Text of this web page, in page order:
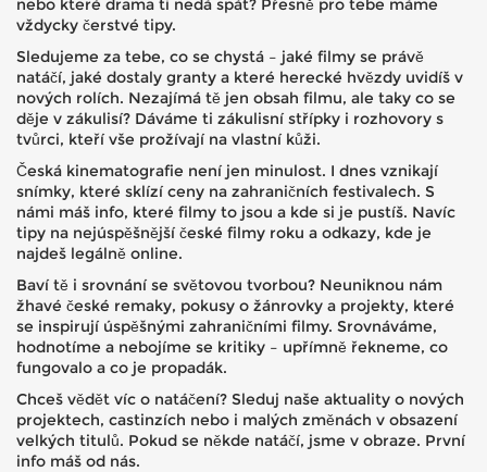
nebo které drama ti nedá spát? Přesně pro tebe máme
vždycky čerstvé tipy.
Sledujeme za tebe, co se chystá – jaké filmy se právě
natáčí, jaké dostaly granty a které herecké hvězdy uvidíš v
nových rolích. Nezajímá tě jen obsah filmu, ale taky co se
děje v zákulisí? Dáváme ti zákulisní střípky i rozhovory s
tvůrci, kteří vše prožívají na vlastní kůži.
Česká kinematografie není jen minulost. I dnes vznikají
snímky, které sklízí ceny na zahraničních festivalech. S
námi máš info, které filmy to jsou a kde si je pustíš. Navíc
tipy na nejúspěšnější české filmy roku a odkazy, kde je
najdeš legálně online.
Baví tě i srovnání se světovou tvorbou? Neuniknou nám
žhavé české remaky, pokusy o žánrovky a projekty, které
se inspirují úspěšnými zahraničními filmy. Srovnáváme,
hodnotíme a nebojíme se kritiky – upřímně řekneme, co
fungovalo a co je propadák.
Chceš vědět víc o natáčení? Sleduj naše aktuality o nových
projektech, castinzích nebo i malých změnách v obsazení
velkých titulů. Pokud se někde natáčí, jsme v obraze. První
info máš od nás.